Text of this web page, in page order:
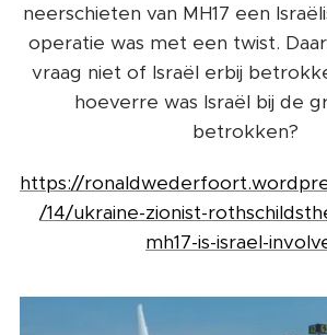
neerschieten van MH17 een
operatie was met een twist.
vraag niet of Israël erbij
hoeverre was Israël bij de
betrokken?
https://
/14/ukraine-zionist-
mh17-is-israel-